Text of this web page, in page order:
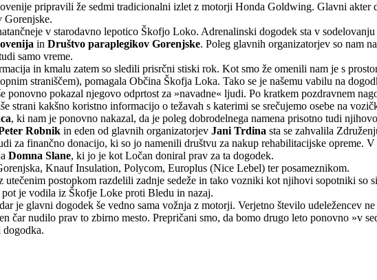
pripravili že sedmi tradicionalni izlet z motorji Honda Goldwing. Glavni akter
Gorenjske.
v starodavno lepotico Škofjo Loko. Adrenalinski dogodek sta v sodelovanju
in Društvo paraplegikov Gorenjske. Poleg glavnih organizatorjev so nam
samo vreme.
in kmalu zatem so sledili prisrčni stiski rok. Kot smo že omenili nam je s
straniščem), pomagala Občina Škofja Loka. Tako se je našemu vabilu na
ponovno pokazal njegovo odprtost za »navadne« ljudi. Po kratkem pozdravnem
strani kakšno koristno informacijo o težavah s katerimi se srečujemo osebe na
, ki nam je ponovno nakazal, da je poleg dobrodelnega namena prisotno tudi
Robnik in eden od glavnih organizatorjev Jani Trdina sta se zahvalila
za finančno donacijo, ki so jo namenili društvu za nakup rehabilitacijske opreme. V
Domna Slane, ki jo je kot Ločan doniral prav za ta dogodek.
Knauf Insulation, Polycom, Europlus (Nice Lebel) ter posameznikom.
postopkom razdelili zadnje sedeže in tako vozniki kot njihovi sopotniki so
je vodila iz Škofje Loke proti Bledu in nazaj.
je glavni dogodek še vedno sama vožnja z motorji. Verjetno število udeležencev
čar nudilo prav to zbirno mesto. Prepričani smo, da bomo drugo leto ponovno »v
dogodka.